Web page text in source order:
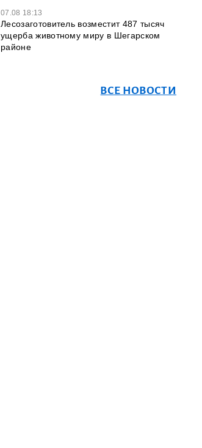
07.08 18:13
Лесозаготовитель возместит 487 тысяч
ущерба животному миру в Шегарском
районе
ВСЕ НОВОСТИ